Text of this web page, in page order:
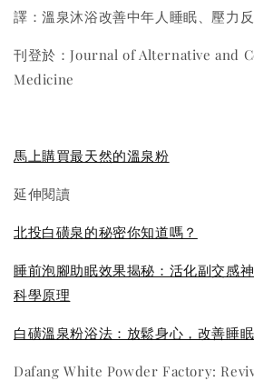
譯：溫泉沐浴改善中年人睡眠、壓力
刊登於：Journal of Alternative and
Medicine
馬上購買最天然的溫泉粉
延伸閱讀
北投白磺泉的秘密你知道嗎？
睡前泡腳助眠效果揭秘：活化副交感
科學原理
白磺溫泉粉浴法：放鬆身心，改善睡
Dafang White Powder Factory: